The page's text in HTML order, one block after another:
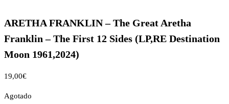
ARETHA FRANKLIN – The Great Aretha
Franklin – The First 12 Sides (LP,RE Destination
Moon 1961,2024)
19,00€
Agotado